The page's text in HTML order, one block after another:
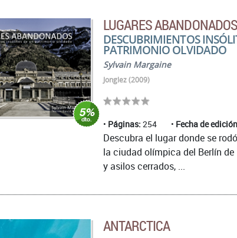
LUGARES ABANDONADOS
DESCUBRIMIENTOS
PATRIMONIO OLVIDADO
Sylvain Margaine
Jonglez (2009)
Páginas: 254 Fecha de
Descubra el lugar donde se
la ciudad olímpica del Berlín
y asilos cerrados, ...
ANTARCTICA